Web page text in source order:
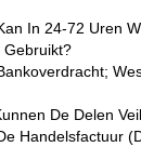
In 24-72 Uren
Gebruikt?
De Delen